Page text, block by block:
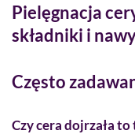
Pielęgnacja
składniki i
Często
Czy cera dojrzała